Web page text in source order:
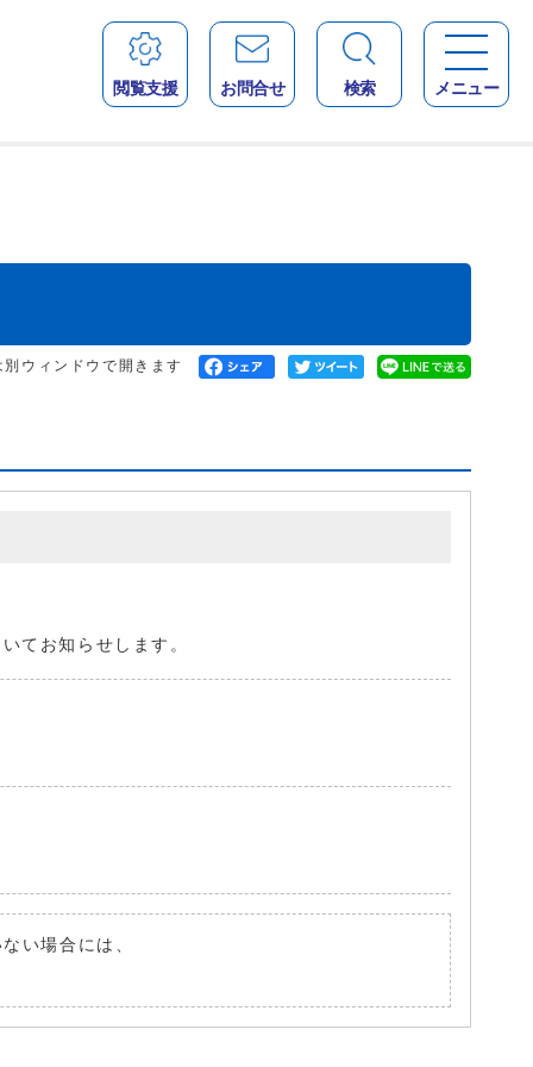
閲覧支援 お問合せ 検索 メニュー
ウィンドウで開きます
てお知らせします。
い場合には、